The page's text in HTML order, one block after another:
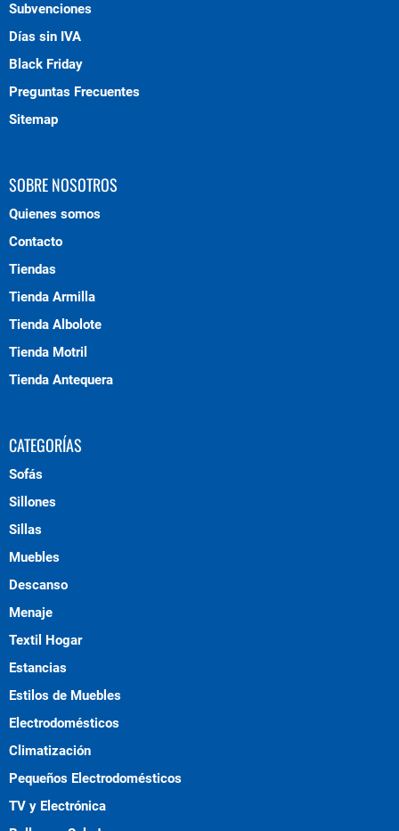
Subvenciones
Días sin IVA
Black Friday
Preguntas Frecuentes
Sitemap
SOBRE NOSOTROS
Quienes somos
Contacto
Tiendas
Tienda Armilla
Tienda Albolote
Tienda Motril
Tienda Antequera
CATEGORÍAS
Sofás
Sillones
Sillas
Muebles
Descanso
Menaje
Textil Hogar
Estancias
Estilos de Muebles
Electrodomésticos
Climatización
Pequeños Electrodomésticos
TV y Electrónica